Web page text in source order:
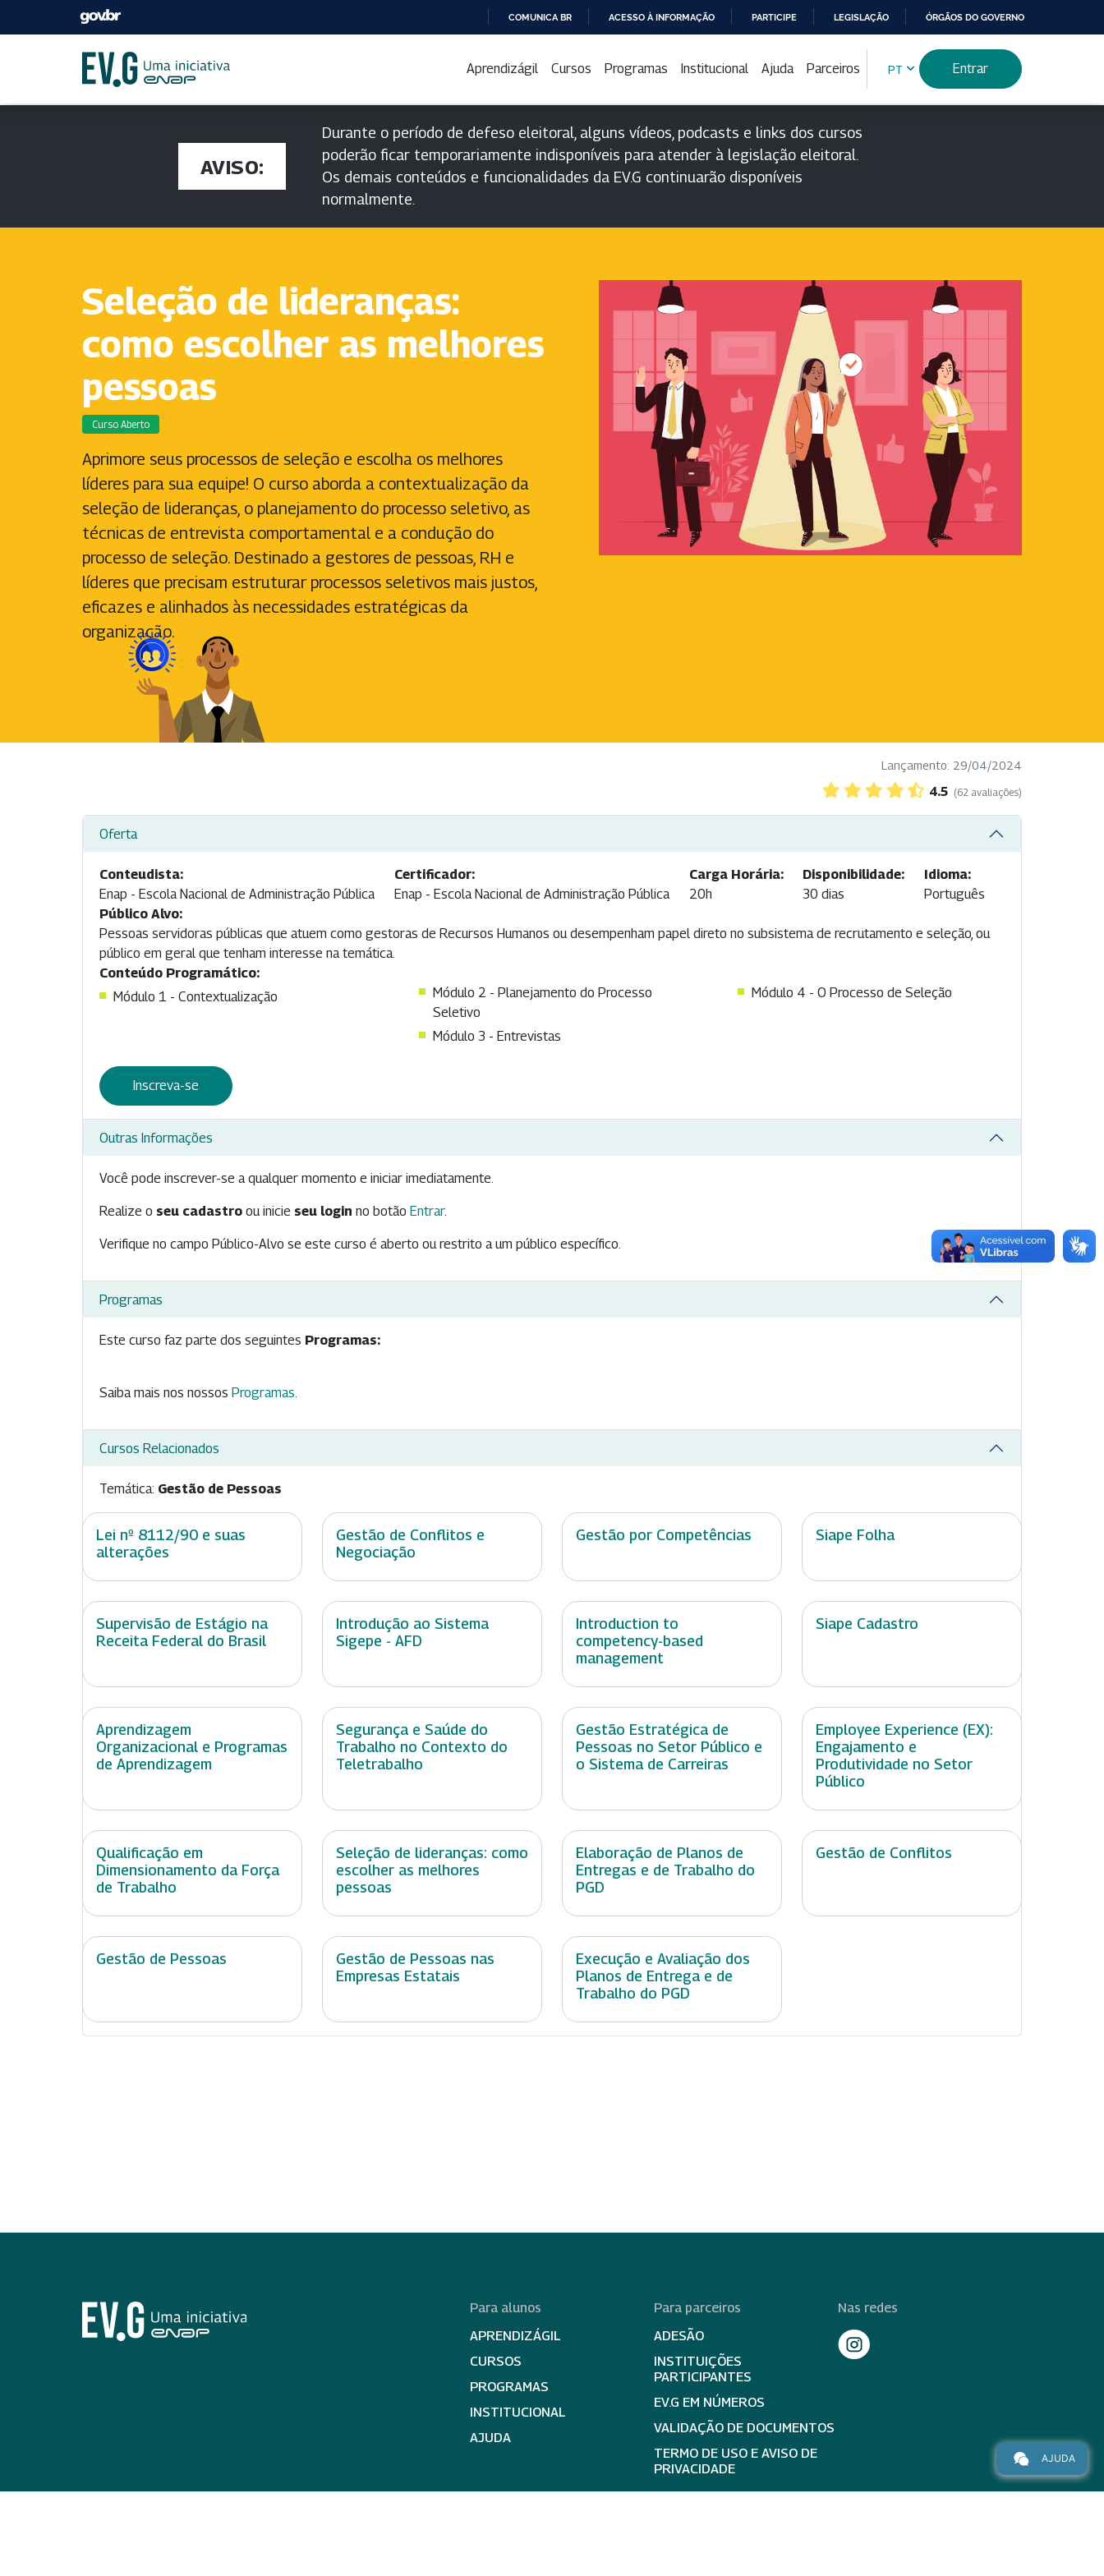
PARA
CONTEÚDO
COMUNICA BR ACESSO À INFORMAÇÃO PARTICIPE LEGISLAÇÃO ÓRGÃOS DO GOVERNO
Aprendizágil Cursos Programas Institucional Ajuda Parceiros PT Entrar
AVISO:
Durante o período de defeso eleitoral, alguns vídeos, podcasts e links dos cursos
poderão ficar temporariamente indisponíveis para atender à legislação eleitoral.
Os demais conteúdos e funcionalidades da EV.G continuarão disponíveis
normalmente.
Seleção de lideranças:
como escolher as melhores
pessoas
Curso Aberto
Aprimore seus processos de seleção e escolha os melhores
líderes para sua equipe! O curso aborda a contextualização da
seleção de lideranças, o planejamento do processo seletivo, as
técnicas de entrevista comportamental e a condução do
processo de seleção. Destinado a gestores de pessoas, RH e
líderes que precisam estruturar processos seletivos mais justos,
eficazes e alinhados às necessidades estratégicas da
organização.
Lançamento: 29/04/2024
4.5 (62 avaliações)
Oferta
Conteudista:
Enap - Escola Nacional de Administração Pública
Certificador:
Enap - Escola Nacional de Administração Pública
Carga Horária:
20h
Disponibilidade:
30 dias
Idioma:
Português
Público Alvo:
Pessoas servidoras públicas que atuem como gestoras de Recursos Humanos ou desempenham papel direto no subsistema de recrutamento e seleção, ou
público em geral que tenham interesse na temática.
Conteúdo Programático:
Módulo 1 - Contextualização
Módulo 2 - Planejamento do Processo
Seletivo
Módulo 3 - Entrevistas
Módulo 4 - O Processo de Seleção
Inscreva-se
Outras Informações
Você pode inscrever-se a qualquer momento e iniciar imediatamente.
Realize o seu cadastro ou inicie seu login no botão Entrar.
Verifique no campo Público-Alvo se este curso é aberto ou restrito a um público específico.
Programas
Este curso faz parte dos seguintes Programas:
Saiba mais nos nossos Programas.
Cursos Relacionados
Temática: Gestão de Pessoas
Lei nº 8112/90 e suas
alterações
Gestão de Conflitos e
Negociação
Gestão por Competências Siape Folha
Supervisão de Estágio na
Receita Federal do Brasil
Introdução ao Sistema
Sigepe - AFD
Introduction to
competency-based
management
Siape Cadastro
Aprendizagem
Organizacional e Programas
de Aprendizagem
Segurança e Saúde do
Trabalho no Contexto do
Teletrabalho
Gestão Estratégica de
Pessoas no Setor Público e
o Sistema de Carreiras
Employee Experience (EX):
Engajamento e
Produtividade no Setor
Público
Qualificação em
Dimensionamento da Força
de Trabalho
Seleção de lideranças: como
escolher as melhores
pessoas
Elaboração de Planos de
Entregas e de Trabalho do
PGD
Gestão de Conflitos
Gestão de Pessoas
Gestão de Pessoas nas
Empresas Estatais
Execução e Avaliação dos
Planos de Entrega e de
Trabalho do PGD
Para alunos
APRENDIZÁGIL
CURSOS
PROGRAMAS
INSTITUCIONAL
AJUDA
Para parceiros
ADESÃO
INSTITUIÇÕES
PARTICIPANTES
EV.G EM NÚMEROS
VALIDAÇÃO DE DOCUMENTOS
TERMO DE USO E AVISO DE
PRIVACIDADE
Nas redes
AJUDA